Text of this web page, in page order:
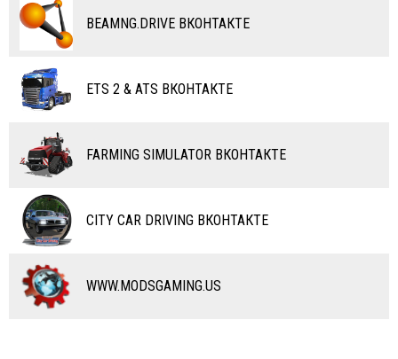
ВОДНЫЙ ТРАНСПОРТ
САМОЛЕТЫ
RC ТРАНСПОРТ
КАРТЫ
ЧИТЫ
ПРОГРАММЫ
РАЗНОЕ
BEAMNG.DRIVE ВКОНТАКТЕ
ETS 2 & ATS ВКОНТАКТЕ
FARMING SIMULATOR ВКОНТАКТЕ
CITY CAR DRIVING ВКОНТАКТЕ
WWW.MODSGAMING.US